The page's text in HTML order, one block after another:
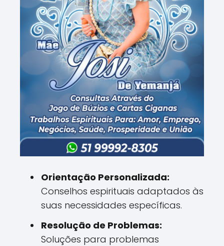
Orientação Personalizada:
Conselhos espirituais adaptados às
suas necessidades específicas.
Resolução de Problemas:
Soluções para problemas